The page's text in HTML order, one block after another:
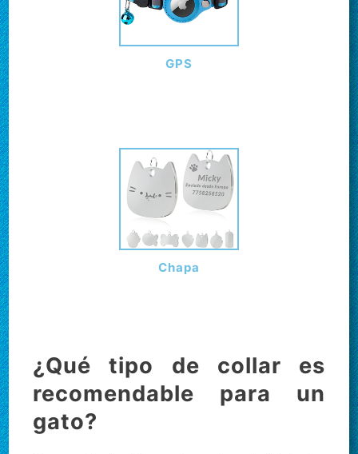
GPS
Chapa
¿Qué tipo de collar es
recomendable para un
gato?